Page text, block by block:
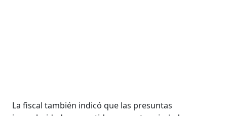
La fiscal también indicó que las presuntas